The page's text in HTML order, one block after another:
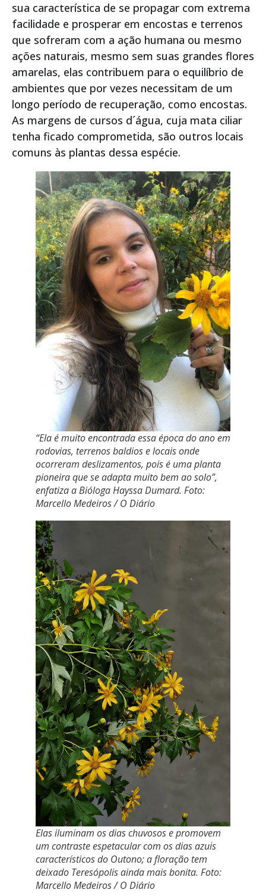
sua característica de se propagar com extrema
facilidade e prosperar em encostas e terrenos
que sofreram com a ação humana ou mesmo
ações naturais, mesmo sem suas grandes flores
amarelas, elas contribuem para o equilíbrio de
ambientes que por vezes necessitam de um
longo período de recuperação, como encostas.
As margens de cursos d´água, cuja mata ciliar
tenha ficado comprometida, são outros locais
comuns às plantas dessa espécie.
“Ela é muito encontrada essa época do ano em
rodovias, terrenos baldios e locais onde
ocorreram deslizamentos, pois é uma planta
pioneira que se adapta muito bem ao solo”,
enfatiza a Bióloga Hayssa Dumard. Foto:
Marcello Medeiros / O Diário
Elas iluminam os dias chuvosos e promovem
um contraste espetacular com os dias azuis
característicos do Outono; a floração tem
deixado Teresópolis ainda mais bonita. Foto:
Marcello Medeiros / O Diário